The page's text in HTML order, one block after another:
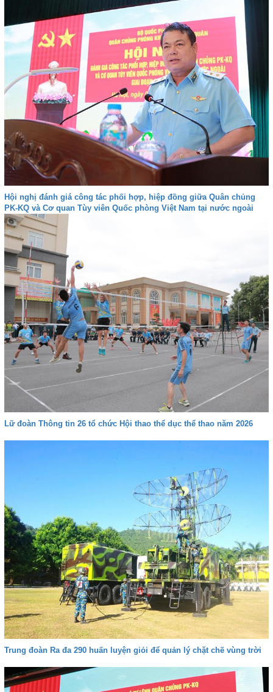
Hội nghị đánh giá công tác phối hợp, hiệp đồng giữa Quân chủng
PK-KQ và Cơ quan Tùy viên Quốc phòng Việt Nam tại nước ngoài
Lữ đoàn Thông tin 26 tổ chức Hội thao thể dục thể thao năm 2026
Trung đoàn Ra đa 290 huấn luyện giỏi để quản lý chặt chẽ vùng trời